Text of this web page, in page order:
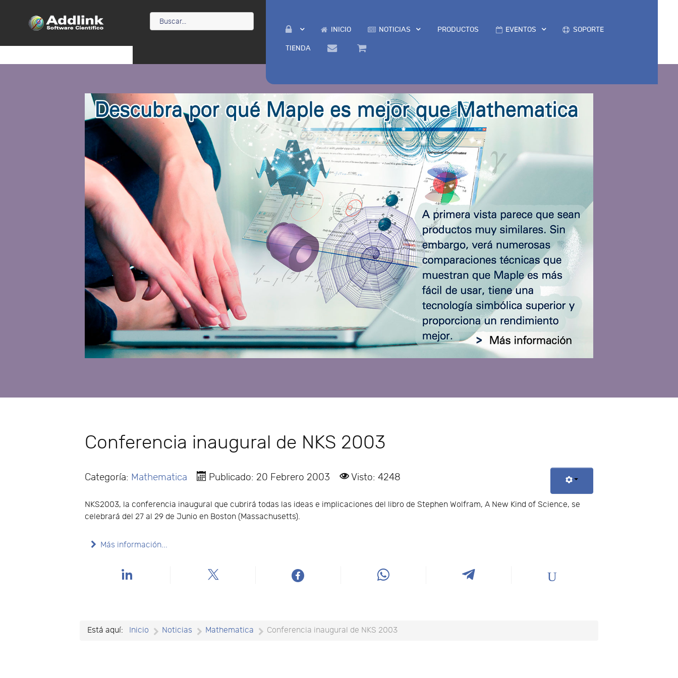
INICIO NOTICIAS PRODUCTOS EVENTOS SOPORTE
TIENDA
Conferencia inaugural de NKS 2003
Categoría: Mathematica Publicado: 20 Febrero 2003 Visto: 4248
NKS2003, la conferencia inaugural que cubrirá todas las ideas e implicaciones del libro de Stephen Wolfram, A New Kind of Science, se
celebrará del 27 al 29 de Junio en Boston (Massachusetts).
Más información...
Está aquí: Inicio Noticias Mathematica Conferencia inaugural de NKS 2003